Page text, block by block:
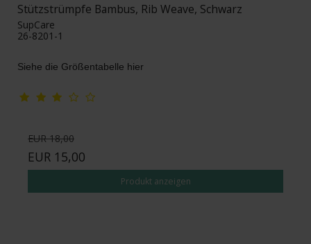
Stützstrümpfe Bambus, Rib Weave, Schwarz
SupCare
26-8201-1
Siehe die Größentabelle hier
EUR 18,00
EUR 15,00
Produkt anzeigen